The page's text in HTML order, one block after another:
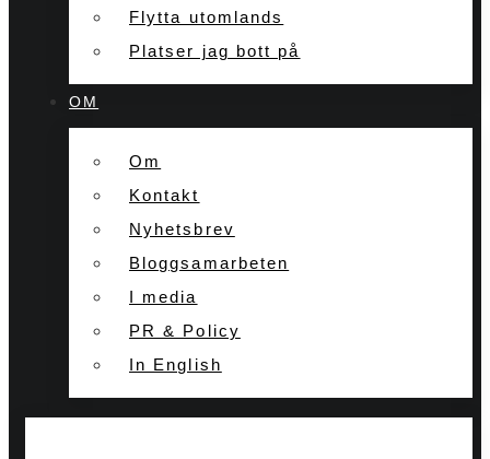
Flytta utomlands
Platser jag bott på
OM
Om
Kontakt
Nyhetsbrev
Bloggsamarbeten
I media
PR & Policy
In English